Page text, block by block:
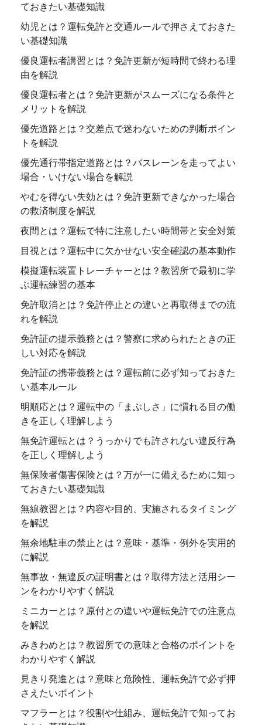
ておきたい基礎知識
幼児とは？運転免許と交通ルールで押さえておきた
い基礎知識
優良運転者講習とは？免許更新が短時間で終わる理
由を解説
優良運転者とは？免許更新がスムーズになる条件と
メリットを解説
優先道路とは？交差点で迷わないための判断ポイン
トを解説
優先通行帯指定道路とは？バスレーンを走ってよい
場合・いけない場合を解説
やむを得ない失効とは？免許更新できなかった場合
の救済制度を解説
夜間とは？運転で特に注意したい時間帯と安全対策
目視とは？運転中に欠かせない安全確認の基本動作
模擬運転装置トレーチャーとは？教習所で最初に学
ぶ運転練習の基本
免許取消とは？免許停止との違いと再取得までの流
れを解説
免許証の提示義務とは？警察に求められたときの正
しい対応を解説
免許証の携帯義務とは？運転前に必ず知っておきた
い基本ルール
明順応とは？運転中の「まぶしさ」に慣れる目の働
きを正しく理解しよう
無免許運転とは？うっかりでも許されない違反行為
を正しく理解しよう
無保険者傷害保険とは？万が一に備えるために知っ
ておきたい基礎知識
無線教習とは？内容や目的、実施されるタイミング
を解説
無余地駐車の禁止とは？意味・基準・例外を実用的
に解説
無事故・無違反の証明書とは？取得方法と活用シー
ンをわかりやすく解説
ミニカーとは？原付との違いや運転免許での注意点
を解説
みきわめとは？教習所での意味と合格のポイントを
わかりやすく解説
見きり発進とは？意味と危険性、運転免許で必ず押
さえたいポイント
マフラーとは？役割や仕組み、運転免許で知ってお